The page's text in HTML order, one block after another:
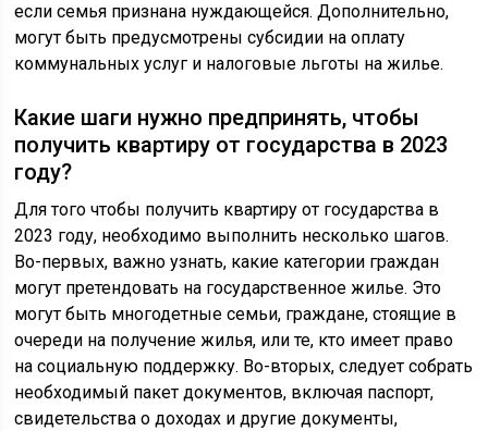
если семья признана нуждающейся. Дополнительно,
могут быть предусмотрены субсидии на оплату
коммунальных услуг и налоговые льготы на жилье.
Какие шаги нужно предпринять, чтобы
получить квартиру от государства в 2023
году?
Для того чтобы получить квартиру от государства в
2023 году, необходимо выполнить несколько шагов.
Во-первых, важно узнать, какие категории граждан
могут претендовать на государственное жилье. Это
могут быть многодетные семьи, граждане, стоящие в
очереди на получение жилья, или те, кто имеет право
на социальную поддержку. Во-вторых, следует собрать
необходимый пакет документов, включая паспорт,
свидетельства о доходах и другие документы,